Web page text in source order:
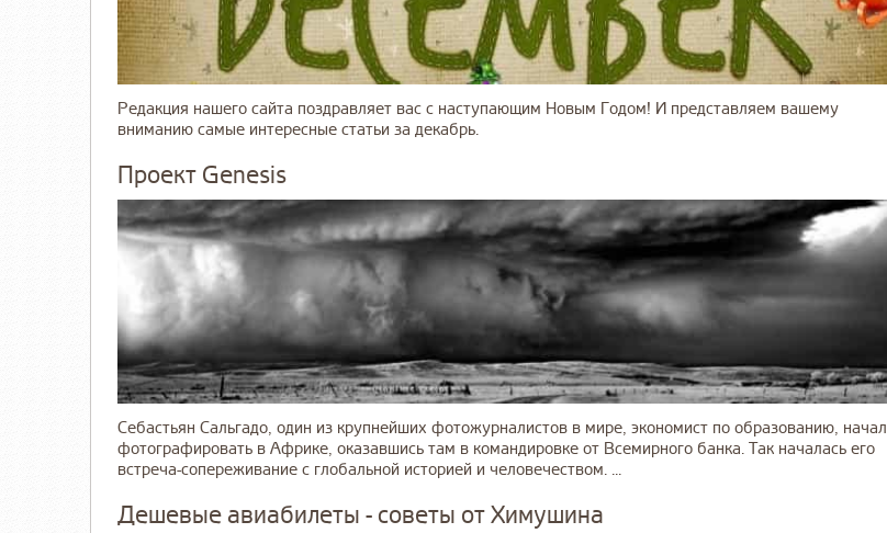
Редакция нашего сайта поздравляет вас с наступающим Новым Годом! И представляем вашему
вниманию самые интересные статьи за декабрь.
Проект Genesis
Себастьян Сальгадо, один из крупнейших фотожурналистов в мире, экономист по образованию, начал
фотографировать в Африке, оказавшись там в командировке от Всемирного банка. Так началась его
встреча-сопереживание c глобальной историей и человечеством. ...
Дешевые авиабилеты - советы от Химушина